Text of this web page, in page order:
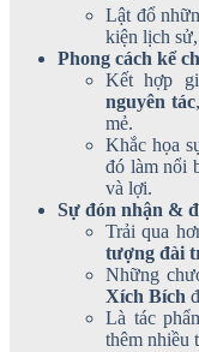
Lật đổ
kiện lịch
Phong cách kể
Kết hợp
nguyên tác
mẻ.
Khắc họa
đó làm nổi
và lợi.
Sự đón nhận &
Trải qua
tượng đài
Những
Xích Bích
Là tác
thêm nhiều